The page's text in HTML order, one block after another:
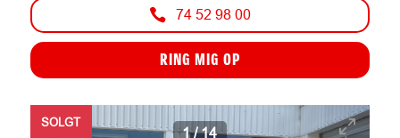
74 52 98 00
RING MIG OP
SOLGT
1/14